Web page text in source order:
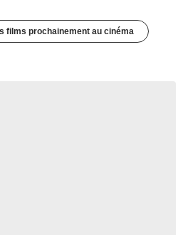
films prochainement au cinéma